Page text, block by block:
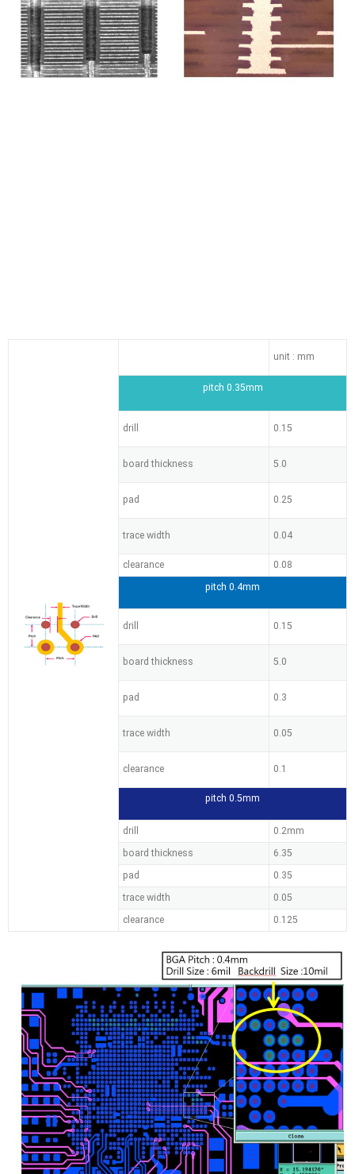
unit : mm
pitch 0.35mm
drill 0.15
board thickness 5.0
pad 0.25
trace width 0.04
clearance
0.08
pitch 0.4mm
drill 0.15
board thickness 5.0
pad 0.3
trace width 0.05
clearance 0.1
pitch 0.5mm
drill
0.2mm
board thickness
6.35
pad
0.35
trace width
0.05
clearance
0.125